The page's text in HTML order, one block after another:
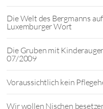
Die Welt des Bergmanns
Luxemburger Wort
Die Gruben mit
07/2009
Voraussichtlich kein
Wir wollen Nischen